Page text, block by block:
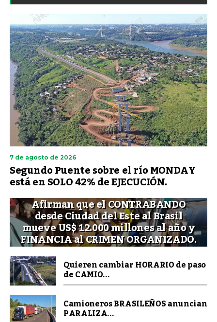
7 de agosto de 2026
Segundo Puente sobre el río MONDAY
está en SOLO 42% de EJECUCIÓN.
Afirman que el CONTRABANDO
desde Ciudad del Este al Brasil
mueve US$ 12.000 millones al año y
FINANCIA al CRIMEN ORGANIZADO.
Quieren cambiar HORARIO de paso
de CAMIO...
Camioneros BRASILEÑOS anuncian
PARALIZA...